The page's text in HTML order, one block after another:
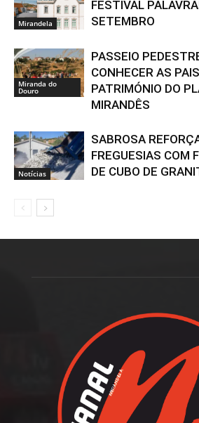
Mirandela
FESTIVAL
SETEMBRO
Miranda do
Douro
PASSEIO
CONHECER AS
PATRIMÓNIO DO
MIRANDÊS
Notícias
SABROSA
FREGUESIAS COM
DE CUBO DE